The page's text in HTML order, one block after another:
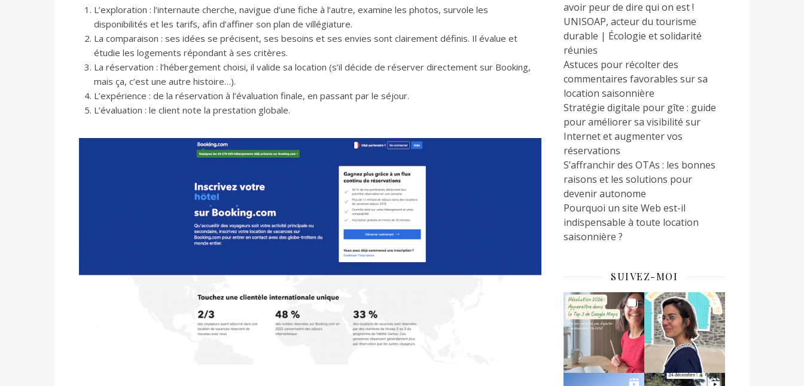
L’exploration : l’internaute cherche, navigue d’une fiche à l’autre, examine les photos, survole les
disponibilités et les tarifs, afin d’affiner son plan de villégiature.
La comparaison : ses idées se précisent, ses besoins et ses envies sont clairement définis. Il évalue et
étudie les logements répondant à ses critères.
La réservation : l’hébergement choisi, il valide sa location (s’il décide de réserver directement sur Booking,
mais ça, c’est une autre histoire…).
L’expérience : de la réservation à l’évaluation finale, en passant par le séjour.
L’évaluation : le client note la prestation globale.
avoir peur de dire qui on est !
UNISOAP, acteur du tourisme
durable | Écologie et solidarité
réunies
Astuces pour récolter des
commentaires favorables sur sa
location saisonnière
Stratégie digitale pour gîte : guide
pour améliorer sa visibilité sur
Internet et augmenter vos
réservations
S’affranchir des OTAs : les bonnes
raisons et les solutions pour
devenir autonome
Pourquoi un site Web est-il
indispensable à toute location
saisonnière ?
SUIVEZ-MOI